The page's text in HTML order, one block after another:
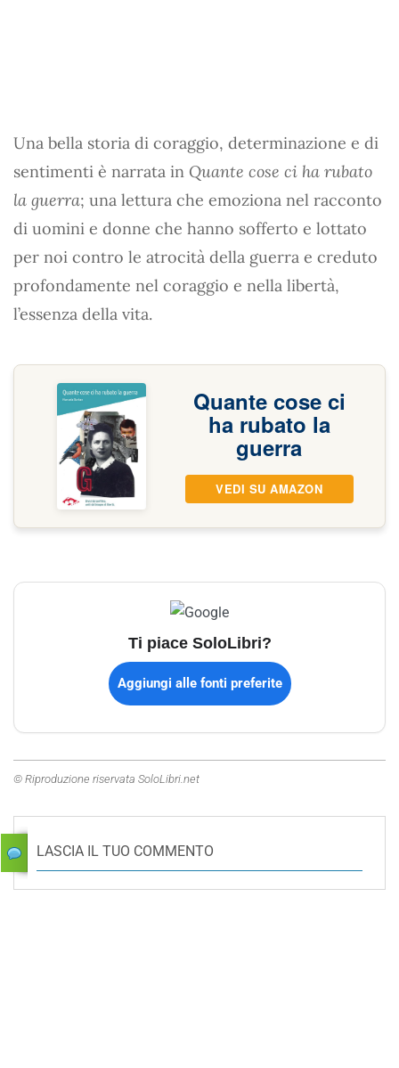
Una bella storia di coraggio, determinazione e di
sentimenti è narrata in Quante cose ci ha rubato
la guerra; una lettura che emoziona nel racconto
di uomini e donne che hanno sofferto e lottato
per noi contro le atrocità della guerra e creduto
profondamente nel coraggio e nella libertà,
l’essenza della vita.
Quante cose ci
ha rubato la
guerra
VEDI SU AMAZON
Ti piace SoloLibri?
Aggiungi alle fonti preferite
© Riproduzione riservata SoloLibri.net
LASCIA IL TUO COMMENTO